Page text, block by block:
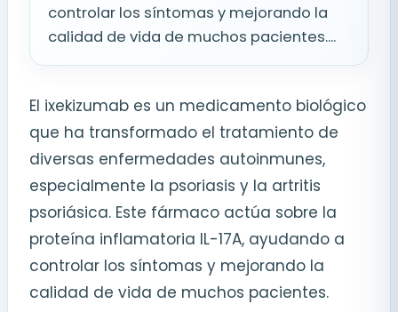
controlar los síntomas y mejorando la
calidad de vida de muchos pacientes....
El ixekizumab es un medicamento biológico
que ha transformado el tratamiento de
diversas enfermedades autoinmunes,
especialmente la psoriasis y la artritis
psoriásica. Este fármaco actúa sobre la
proteína inflamatoria IL-17A, ayudando a
controlar los síntomas y mejorando la
calidad de vida de muchos pacientes.